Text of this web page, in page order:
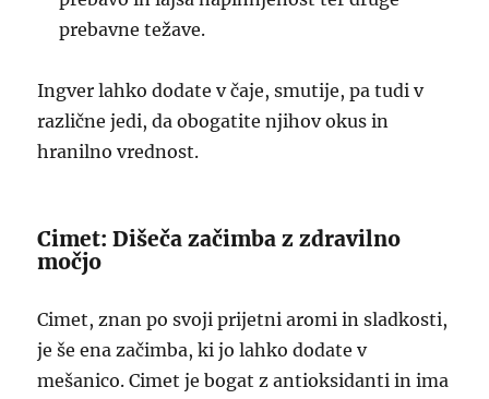
prebavne težave.
Ingver lahko dodate v čaje, smutije, pa tudi v
različne jedi, da obogatite njihov okus in
hranilno vrednost.
Cimet: Dišeča začimba z zdravilno
močjo
Cimet, znan po svoji prijetni aromi in sladkosti,
je še ena začimba, ki jo lahko dodate v
mešanico. Cimet je bogat z antioksidanti in ima